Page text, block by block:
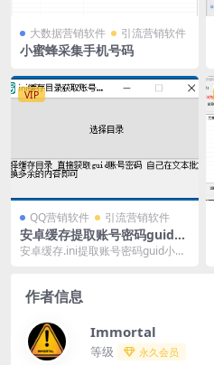
大数据营销软件 引流营销软件
小蜜蜂采集手机号码
VIP
QQ营销软件 引流营销软件
安卓缓存提取账号密码guid小
工具
安卓缓存.ini提取账号密码guid小工
作者信息
Immortal
等级 永久会员